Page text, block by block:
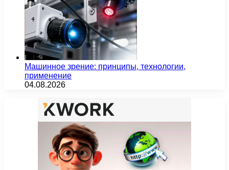
Машинное зрение: принципы, технологии,
применение
04.08.2026